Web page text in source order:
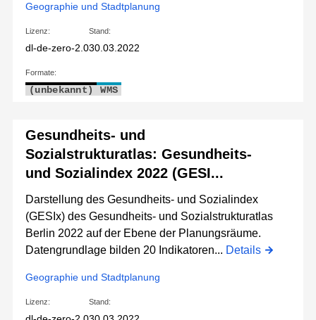
Geographie und Stadtplanung
Lizenz:
dl-de-zero-2.0
Stand:
30.03.2022
Formate:
(unbekannt) WMS
Gesundheits- und
Sozialstrukturatlas: Gesundheits-
und Sozialindex 2022 (GESI...
Darstellung des Gesundheits- und Sozialindex
(GESIx) des Gesundheits- und Sozialstrukturatlas
Berlin 2022 auf der Ebene der Planungsräume.
Datengrundlage bilden 20 Indikatoren... Details
Geographie und Stadtplanung
Lizenz: Stand: